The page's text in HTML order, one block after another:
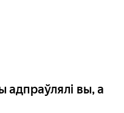
адпраўлялі вы, а